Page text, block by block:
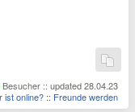
Besucher :: updated 28.04.23
ist online? :: Freunde werden